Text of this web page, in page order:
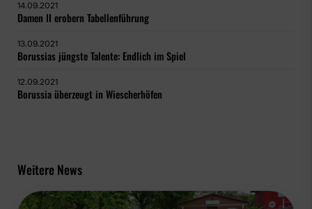
14.09.2021
Damen II erobern Tabellenführung
13.09.2021
Borussias jüngste Talente: Endlich im Spiel
12.09.2021
Borussia überzeugt in Wiescherhöfen
Weitere News